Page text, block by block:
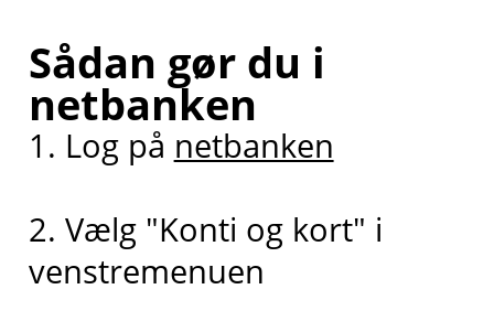
Sådan gør du i
netbanken
1. Log på netbanken
2. Vælg "Konti og kort" i
venstremenuen